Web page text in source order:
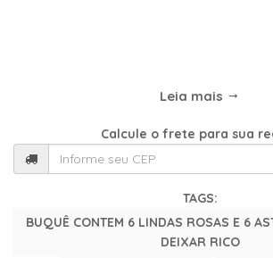
0464
Leia mais
Calcule o frete para sua
TAGS:
BUQUÊ CONTEM 6 LINDAS ROSAS E 6
DEIXAR RICO